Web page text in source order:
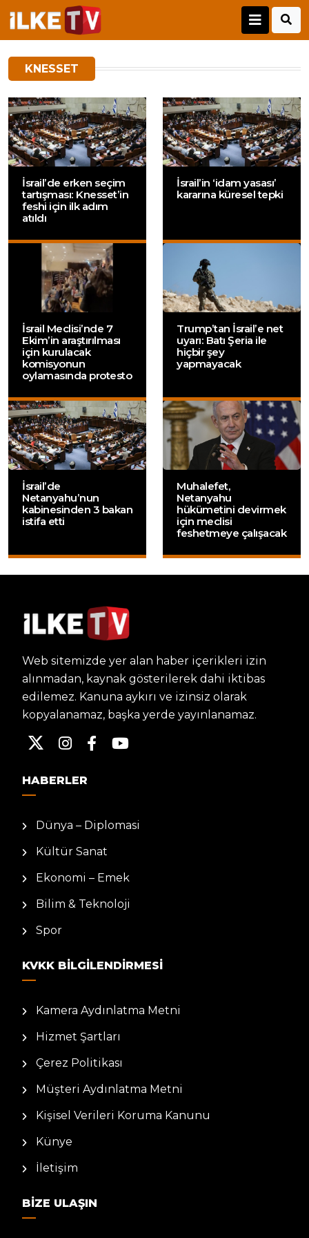
KNESSET
İsrail’de erken seçim
tartışması: Knesset’in
feshi için ilk adım
atıldı
İsrail’in ‘idam yasası’
kararına küresel tepki
İsrail Meclisi’nde 7
Ekim’in araştırılması
için kurulacak
komisyonun
oylamasında protesto
Trump’tan İsrail’e net
uyarı: Batı Şeria ile
hiçbir şey
yapmayacak
İsrail’de
Netanyahu’nun
kabinesinden 3 bakan
istifa etti
Muhalefet,
Netanyahu
hükümetini devirmek
için meclisi
feshetmeye çalışacak
Web sitemizde yer alan haber içerikleri izin
alınmadan, kaynak gösterilerek dahi iktibas
edilemez. Kanuna aykırı ve izinsiz olarak
kopyalanamaz, başka yerde yayınlanamaz.
HABERLER
Dünya – Diplomasi
Kültür Sanat
Ekonomi – Emek
Bilim & Teknoloji
Spor
KVKK BILGILENDIRMESI
Kamera Aydınlatma Metni
Hizmet Şartları
Çerez Politikası
Müşteri Aydınlatma Metni
Kişisel Verileri Koruma Kanunu
Künye
İletişim
BIZE ULAŞIN